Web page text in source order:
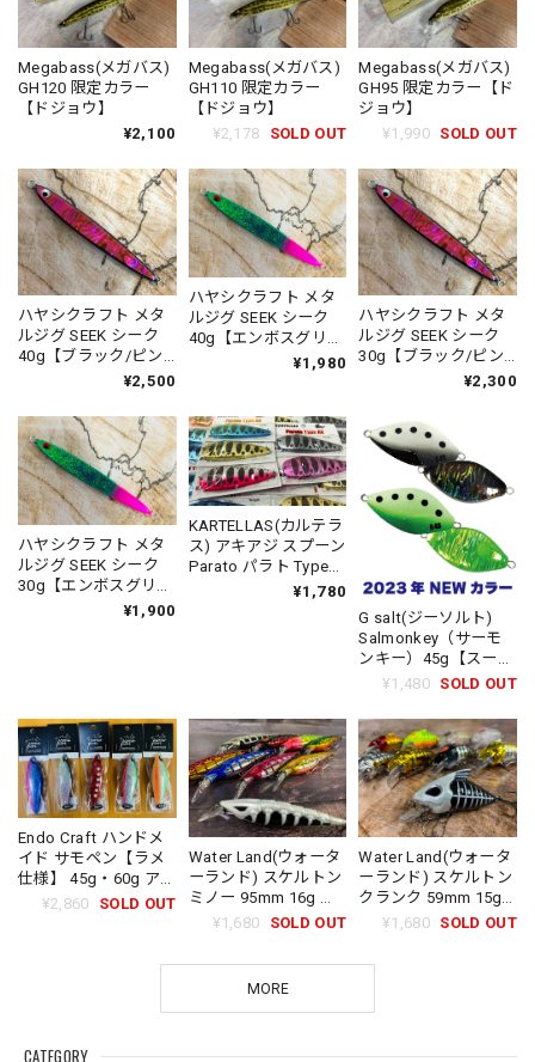
CATEGORY
Megabass(メガバス)
GH120 限定カラー
【ドジョウ】
¥2,100
Megabass(メガバス)
GH110 限定カラー
【ドジョウ】
¥2,178
SOLD OUT
Megabass(メガバス)
GH95 限定カラー【ド
ジョウ】
¥1,990 SOLD OUT
ハヤシクラフト メタ
ルジグ SEEK シーク
40g【ブラック/ピン
クシェル(ニュージー
【ハヤサカオリジナ
ルカラー】
HAYASHICRAFT
CRAFT
¥2,500
ハヤシクラフト メタ
ルジグ SEEK シーク
40g【エンボスグリー
ン/ピンクテール】
HAYASHICRAFT
CRAFT
¥1,980
ハヤシクラフト メタ
ルジグ SEEK シーク
30g【ブラック/ピン
クシェル(ニュージー
【ハヤサカオリジナ
ルカラー】
HAYASHICRAFT
¥2,300
ハヤシクラフト メタ
ルジグ SEEK シーク
30g【エンボスグリー
ン/ピンクテール】
¥1,900
KARTELLAS(カルテラ
ス) アキアジ スプーン
Parato パラト Type
¥1,780
G salt(ジーソルト)
Salmonkey（サーモ
ンキー）45g【スーパ
ーグロー】
¥1,480 SOLD OUT
Endo Craft ハンドメ
イド サモペン【ラメ
仕様】 45g・60g アキ
アジ ルアー エンドウ
¥2,860 SOLD OUT
Water Land(ウォータ
ーランド) スケルトン
ミノー 95mm 16g フ
ローティング
¥1,680 SOLD OUT
Water Land(ウォータ
ーランド) スケルトン
クランク 59mm 15g
フローティング
¥1,680 SOLD OUT
MORE